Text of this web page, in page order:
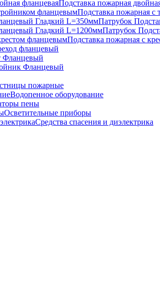
Подставка пожарная
Подставка пожарная
Патрубок
Патрубок
Подставка пожарная с
фланцевый
Фланцевый
Фланцевый
пожарные
Водопенное оборудование
пены
Осветительные приборы
Средства спасения и диэлектрика